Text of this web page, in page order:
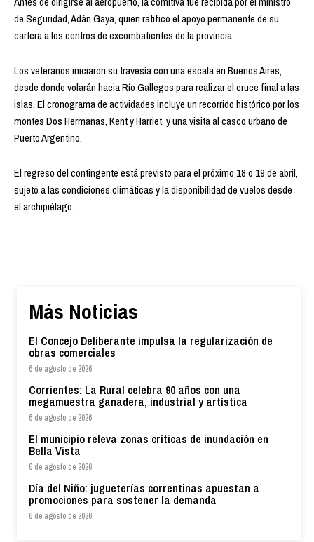
de Seguridad, Adán Gaya, quien ratificó el apoyo permanente de su
cartera a los centros de excombatientes de la provincia.
Los veteranos iniciaron su travesía con una escala en Buenos Aires,
desde donde volarán hacia Río Gallegos para realizar el cruce final a las
islas. El cronograma de actividades incluye un recorrido histórico por los
montes Dos Hermanas, Kent y Harriet, y una visita al casco urbano de
Puerto Argentino.
El regreso del contingente está previsto para el próximo 18 o 19 de abril,
sujeto a las condiciones climáticas y la disponibilidad de vuelos desde
el archipiélago.
Más Noticias
El Concejo Deliberante impulsa la regularización de
obras comerciales
6 de agosto de 2026
Corrientes: La Rural celebra 90 años con una
megamuestra ganadera, industrial y artística
6 de agosto de 2026
El municipio releva zonas críticas de inundación en
Bella Vista
6 de agosto de 2026
Día del Niño: jugueterías correntinas apuestan a
promociones para sostener la demanda
6 de agosto de 2026